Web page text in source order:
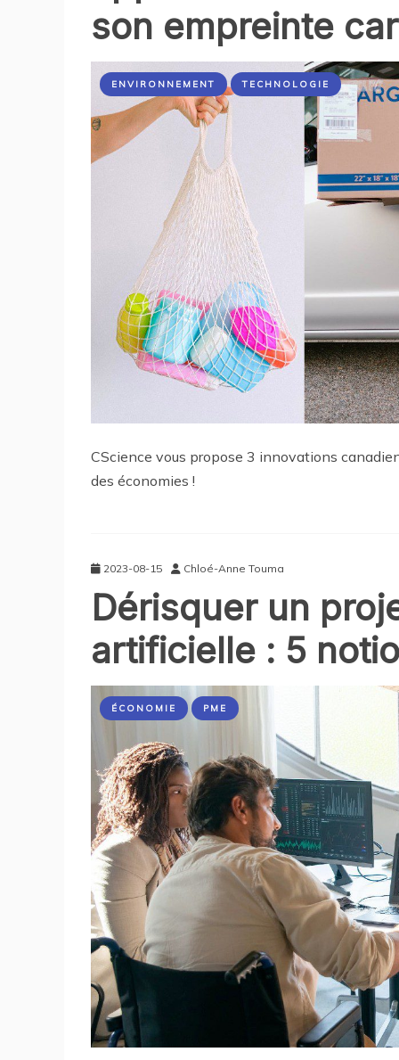
son empreinte
ENVIRONNEMENT TECHNOLOGIE
CScience vous propose 3 innovations
des économies !
2023-08-15 Chloé-Anne Touma
Dérisquer un
artificielle : 5
ÉCONOMIE PME